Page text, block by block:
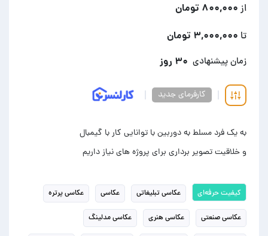
از ۸۰۰,۰۰۰ تومان
تا ۳,۰۰۰,۰۰۰ تومان
زمان پیشنهادی ۳۰ روز
کارفرمای جدید
و خلاقیت تصویر برداری برای پروژه های نیاز داریم
کیفیت حرفه‌ای عکاسی تبلیغاتی عکاسی عکاسی پرتره
عکاسی صنعتی عکاسی هنری عکاسی مدلینگ